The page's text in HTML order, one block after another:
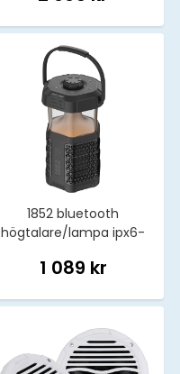
1852 bluetooth
högtalare/lampa ipx6-
1 089 kr